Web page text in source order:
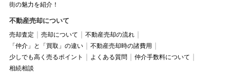
街の魅力を紹介！
不動産売却について
売却査定 売却について
不動産売却の流れ
「仲介」と「買取」の違い
不動産売却時の諸費用
少しでも高く売るポイント
よくある質問
仲介手数料について
相続相談